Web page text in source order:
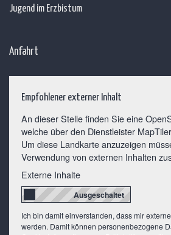
Jugend im Erzbistum
Anfahrt
Empfohlener externer Inhalt
An dieser Stelle finden Sie eine
welche über den Dienstleister
Um diese Landkarte anzuzeigen
Verwendung von externen Inhalten
Externe Inhalte
Ich bin damit einverstanden, dass mir
werden. Damit können personenbezogene